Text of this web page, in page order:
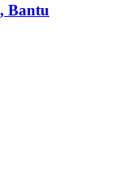
Bantu